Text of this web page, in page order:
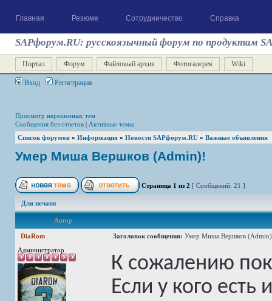
Главная Резюме Сотрудничество Справка
SAPфорум.RU: русскоязычный форум по продуктам
Портал Форум Файловый архив Фотогалерея Wiki
Вход Регистрация
Просмотр нерешенных тем
Сообщения без ответов | Активные темы
Список форумов » Информация » Новости SAPфорум.RU » Важные объявления
Умер Миша Вершков (Admin)!
Страница 1 из 2 [ Сообщений: 21 ]
Для печати
Автор
DiaRom Заголовок сообщения: Умер Миша Вершков
Администратор
К сожалению
Если у кого